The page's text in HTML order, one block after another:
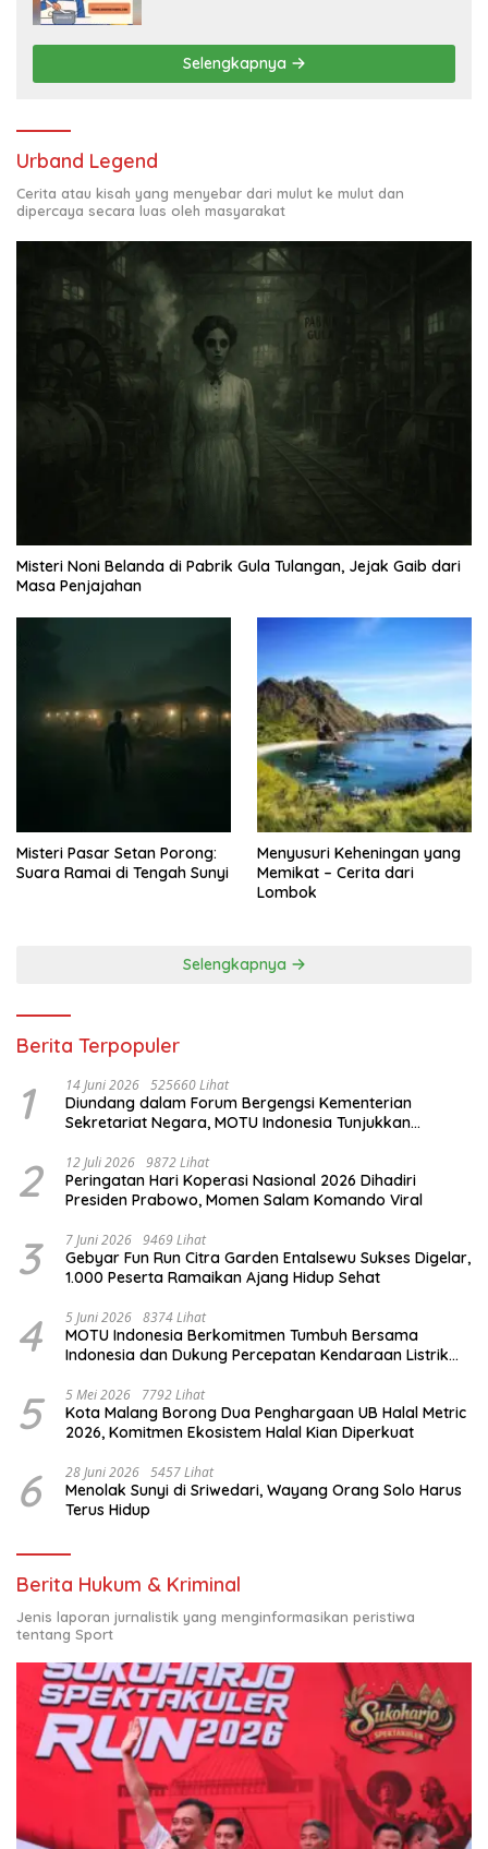
Selengkapnya
Urband Legend
Cerita atau kisah yang menyebar dari mulut ke mulut dan
dipercaya secara luas oleh masyarakat
Misteri Noni Belanda di Pabrik Gula Tulangan, Jejak Gaib dari
Masa Penjajahan
Misteri Pasar Setan Porong:
Suara Ramai di Tengah Sunyi
Menyusuri Keheningan yang
Memikat – Cerita dari
Lombok
Selengkapnya
Berita Terpopuler
1 14 Juni 2026 525660 Lihat
Diundang dalam Forum Bergengsi Kementerian
Sekretariat Negara, MOTU Indonesia Tunjukkan
2 12 Juli 2026 9872 Lihat
Peringatan Hari Koperasi Nasional 2026 Dihadiri
Presiden Prabowo, Momen Salam Komando Viral
3 7 Juni 2026 9469 Lihat
Gebyar Fun Run Citra Garden Entalsewu Sukses Digelar,
1.000 Peserta Ramaikan Ajang Hidup Sehat
4 5 Juni 2026 8374 Lihat
MOTU Indonesia Berkomitmen Tumbuh Bersama
Indonesia dan Dukung Percepatan Kendaraan Listrik
5 5 Mei 2026 7792 Lihat
Kota Malang Borong Dua Penghargaan UB Halal Metric
2026, Komitmen Ekosistem Halal Kian Diperkuat
6 28 Juni 2026 5457 Lihat
Menolak Sunyi di Sriwedari, Wayang Orang Solo Harus
Terus Hidup
Berita Hukum & Kriminal
Jenis laporan jurnalistik yang menginformasikan peristiwa
tentang Sport